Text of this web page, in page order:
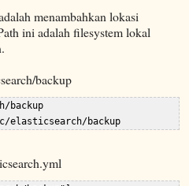
menambahkan lokasi
ini adalah filesystem lokal
backup
backup